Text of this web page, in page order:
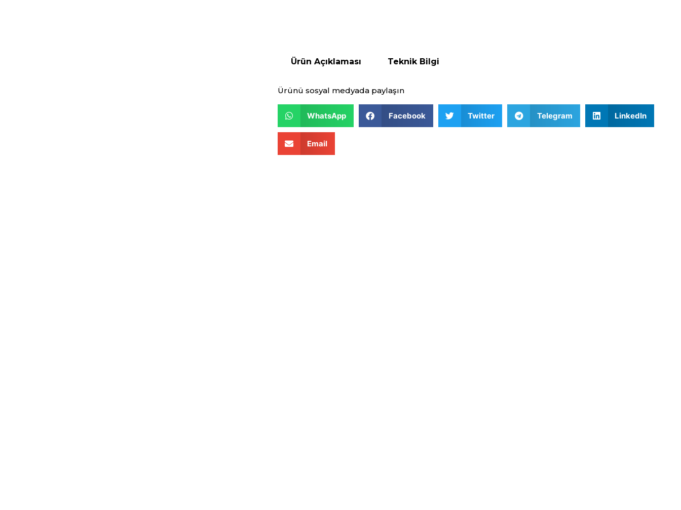
Ürün Açıklaması Teknik Bilgi
Ürünü sosyal medyada paylaşın
WhatsApp Facebook Twitter Telegram LinkedIn
Email